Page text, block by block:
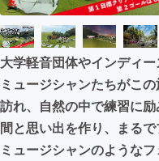
ビジネス・起業
まちづくり・
CAMPFIRE for
CAMPFIREふるさ
大学軽音団体やインディ
ミュージシャンたちがこ
訪れ、自然の中で練習に
間と思い出を作り、まるで
ミュージシャンのような